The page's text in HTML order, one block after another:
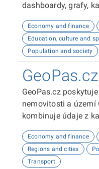
dashboardy, grafy,
umožní analyzovat a
Doufáme, že vám
Economy and finance
Education, culture and
Population and society
GeoPas.cz
GeoPas.cz
nemovitosti a území
kombinuje údaje z
prostředí, občanská
plány a spoustu
zájemcům o
Economy and finance
Regions and cities
Transport